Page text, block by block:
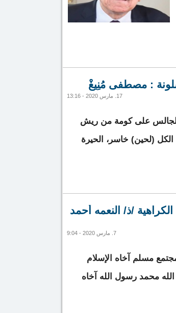
“كورونا”
17. مارس 2020 - 13:16
الجالس على كومة من ريش
الكل (لحين) خاسر، الحيرة
/ذ/ النعمه أحمد
7. مارس 2020 - 9:04
مسلم آخاه الإسلام
الله محمد رسول الله آخاه